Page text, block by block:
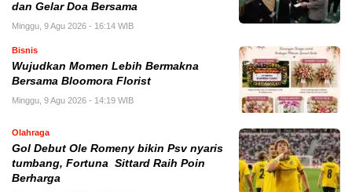
dan Gelar Doa Bersama
Minggu, 9 Agu 2026 - 16:14 WIB
Bisnis
Wujudkan Momen Lebih Bermakna
Bersama Bloomora Florist
Minggu, 9 Agu 2026 - 14:19 WIB
Olahraga
Gol Debut Ole Romeny bikin Psv nyaris
tumbang, Fortuna Sittard Raih Poin
Berharga